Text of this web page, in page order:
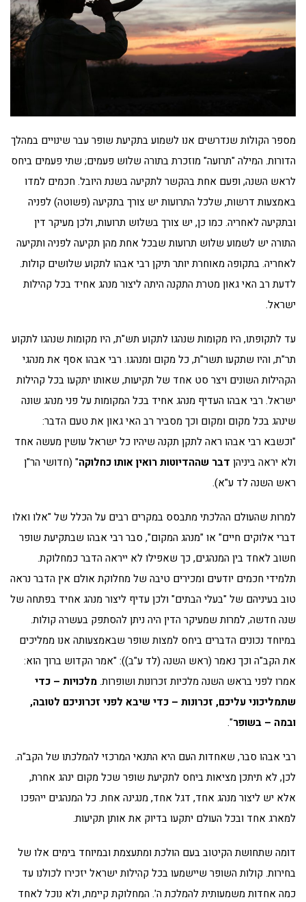
מספר הקולות שנדרשים אנו לשמוע בתקיעת שופר עבר שינויים במהלך
הדורות. המילה "תרועה" מוזכרת בתורה שלוש פעמים; שתי פעמים ביחס
לראש השנה, ופעם אחת בהקשר לתקיעה בשנת היובל. חכמים למדו
באמצעות דרשות, שלכל התרועות יש צורך בתקיעה (פשוטה) לפניה
ובתקיעה לאחריה. כמו כן, יש צורך בשלוש תרועות, ולכן מעיקר דין
התורה יש לשמוע שלוש תרועות שבכל אחת מהן תקיעה לפניה ותקיעה
לאחריה. בתקופה מאוחרת יותר תיקן רבי אבהו לתקוע שלושים קולות.
לדעת רב האי גאון מטרת התקנה היתה ליצור מנהג אחיד בכל קהילות
ישראל.
עד לתקופתו, היו מקומות שנהגו לתקוע תש"ת, היו מקומות שנהגו לתקוע
תר"ת, והיו שתקעו תשר"ת, כל מקום ומנהגו. רבי אבהו אסף את מנהגי
הקהילות השונים ויצר סט אחד של תקיעות, שאותו יתקעו בכל קהילות
ישראל. רבי אבהו העדיף מנהג אחיד בכל המקומות על פני מנהג שונה
שינהג בכל מקום ומקום וכך מסביר רב האי גאון את טעם הדבר:
"וכשבא רבי אבהו ראה לתקן תקנה שיהיו כל ישראל עושין מעשה אחד
ולא יראה ביניהן דבר שההדיוטות רואין אותו כחלוקה" (חדושי הר"ן
ראש השנה לד ע"א).
למרות שהעולם ההלכתי מתבסס במקרים רבים על הכלל של "אלו ואלו
דברי אלוקים חיים" או "מנהג המקום", סבר רבי אבהו שבתקיעת שופר
חשוב לאחד בין המנהגים, כך שאפילו לא ייראה הדבר כמחלוקת.
תלמידי חכמים יודעים ומכירים טיבה של מחלוקת אולם אין הדבר נראה
טוב בעיניהם של "בעלי הבתים" ולכן עדיף ליצור מנהג אחיד בפתחה של
שנה חדשה, למרות שמעיקר הדין היה ניתן להסתפק בעשרה קולות.
במיוחד נכונים הדברים ביחס למצות שופר שבאמצעותה אנו ממליכים
את הקב"ה וכך נאמר (ראש השנה (לד ע"ב)): "אמר הקדוש ברוך הוא:
אמרו לפני בראש השנה מלכיות זכרונות ושופרות.מלכויות – כדי
שתמליכוני עליכם, זכרונות – כדי שיבא לפני זכרוניכם לטובה,
ובמה – בשופר".
רבי אבהו סבר, שאחדות העם היא התנאי המרכזי להמלכתו של הקב"ה.
לכן, לא תיתכן מציאות ביחס לתקיעת שופר שכל מקום ינהג אחרת,
אלא יש ליצור מנהג אחד, דגל אחד, מנגינה אחת. כל המנהגים ייהפכו
למארג אחד ובכל העולם יתקעו בדיוק את אותן תקיעות.
דומה שתחושת הקיטוב בעם הולכת ומתעצמת ובמיוחד בימים אלו של
בחירות. קולות השופר שיישמעו בכל קהילות ישראל יזכירו לכולנו עד
כמה אחדות משמעותית להמלכת ה'. המחלוקת קיימת, ולא נוכל לאחד